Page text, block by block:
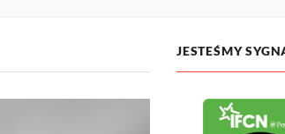
JESTEŚMY